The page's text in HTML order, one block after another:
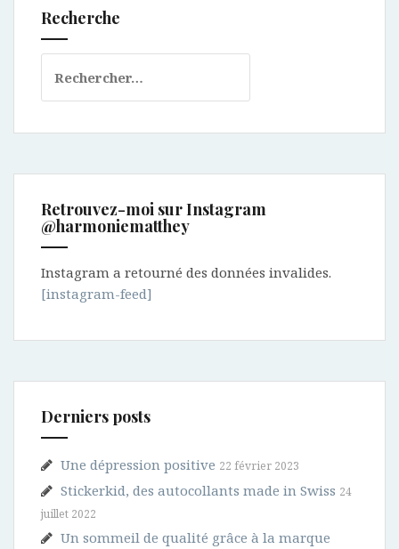
Recherche
Retrouvez-moi sur Instagram
@harmoniematthey
Instagram a retourné des données invalides.
[instagram-feed]
Derniers posts
Une dépression positive 22 février 2023
Stickerkid, des autocollants made in Swiss 24
juillet 2022
Un sommeil de qualité grâce à la marque